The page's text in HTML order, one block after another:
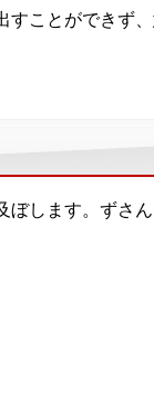
すことができず
ぼします。ずさ